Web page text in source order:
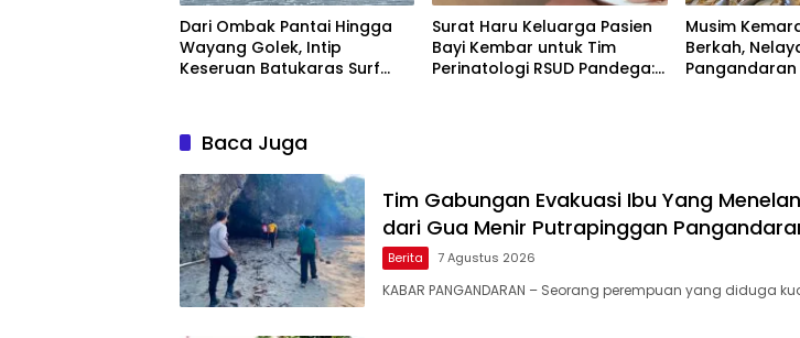
Dari Ombak Pantai Hingga
Wayang Golek, Intip
Keseruan Batukaras Surf
Surat Haru Keluarga Pasien
Bayi Kembar untuk Tim
Perinatologi RSUD Pandega:
Musim
Berkah,
Pangandaran
Baca Juga
Tim Gabungan Evakuasi Ibu Yang
dari Gua Menir Putrapinggan
Berita 7 Agustus 2026
KABAR PANGANDARAN – Seorang perempuan yang diduga